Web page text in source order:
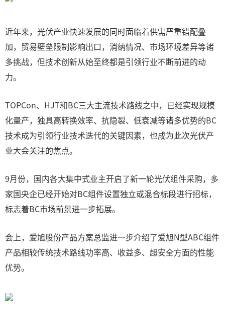
近年来，光伏产业快速发展的同时面临着供需严重错配叠
加，贸易壁垒限制影响出口，消纳情况、市场环境差异等诸
多挑战，但技术创新从始至终都是引领行业不断前进的动
力。
TOPCon、HJT和BC三大主流技术路线之中，已经实现规模
化量产，独具高转换效率、抗隐裂、低衰减等诸多优势的BC
技术成为引领行业技术迭代的关键因素，也成为此次光伏产
业大会关注的焦点。
9月份，国内各大集中式业主开启了新一轮光伏组件采购，多
家国央企已经开始对BC组件设置独立或混合标段进行招标，
标志着BC市场前景进一步拓展。
会上，爱旭股份产品方案总监进一步介绍了爱旭N型ABC组件
产品相较传统技术路线功率高、收益多、超安全方面的性能
优势。